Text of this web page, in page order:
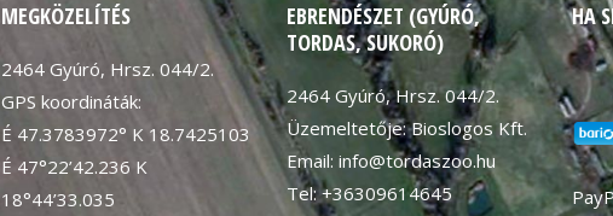
MEGKÖZELÍTÉS
2464 Gyúró, Hrsz. 044/2.
GPS koordináták:
É 47.3783972° K 18.7425103
É 47°22’42.236 K
18°44’33.035
EBRENDÉSZET (GYÚRÓ,
TORDAS, SUKORÓ)
2464 Gyúró, Hrsz. 044/2.
Üzemeltetője: Bioslogos Kft.
Email: info@tordaszoo.hu
Tel: +36309614645
HA